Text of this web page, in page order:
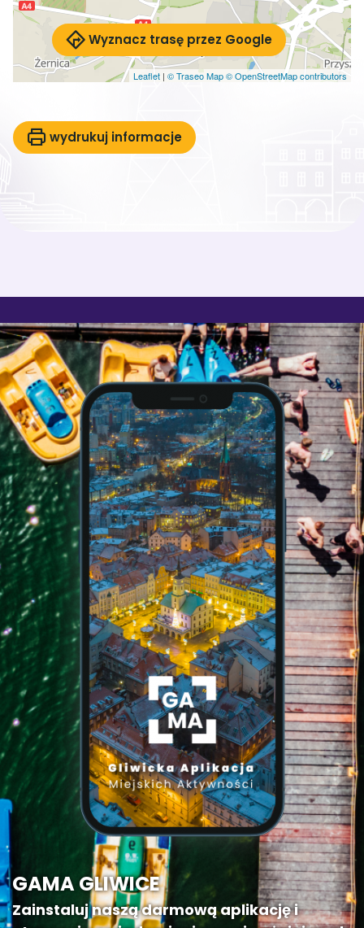
Leaflet | © Traseo Map© OpenStreetMap contributors
Wyznacz trasę przez Google
wydrukuj informacje
GAMA GLIWICE
Zainstaluj naszą darmową aplikację i